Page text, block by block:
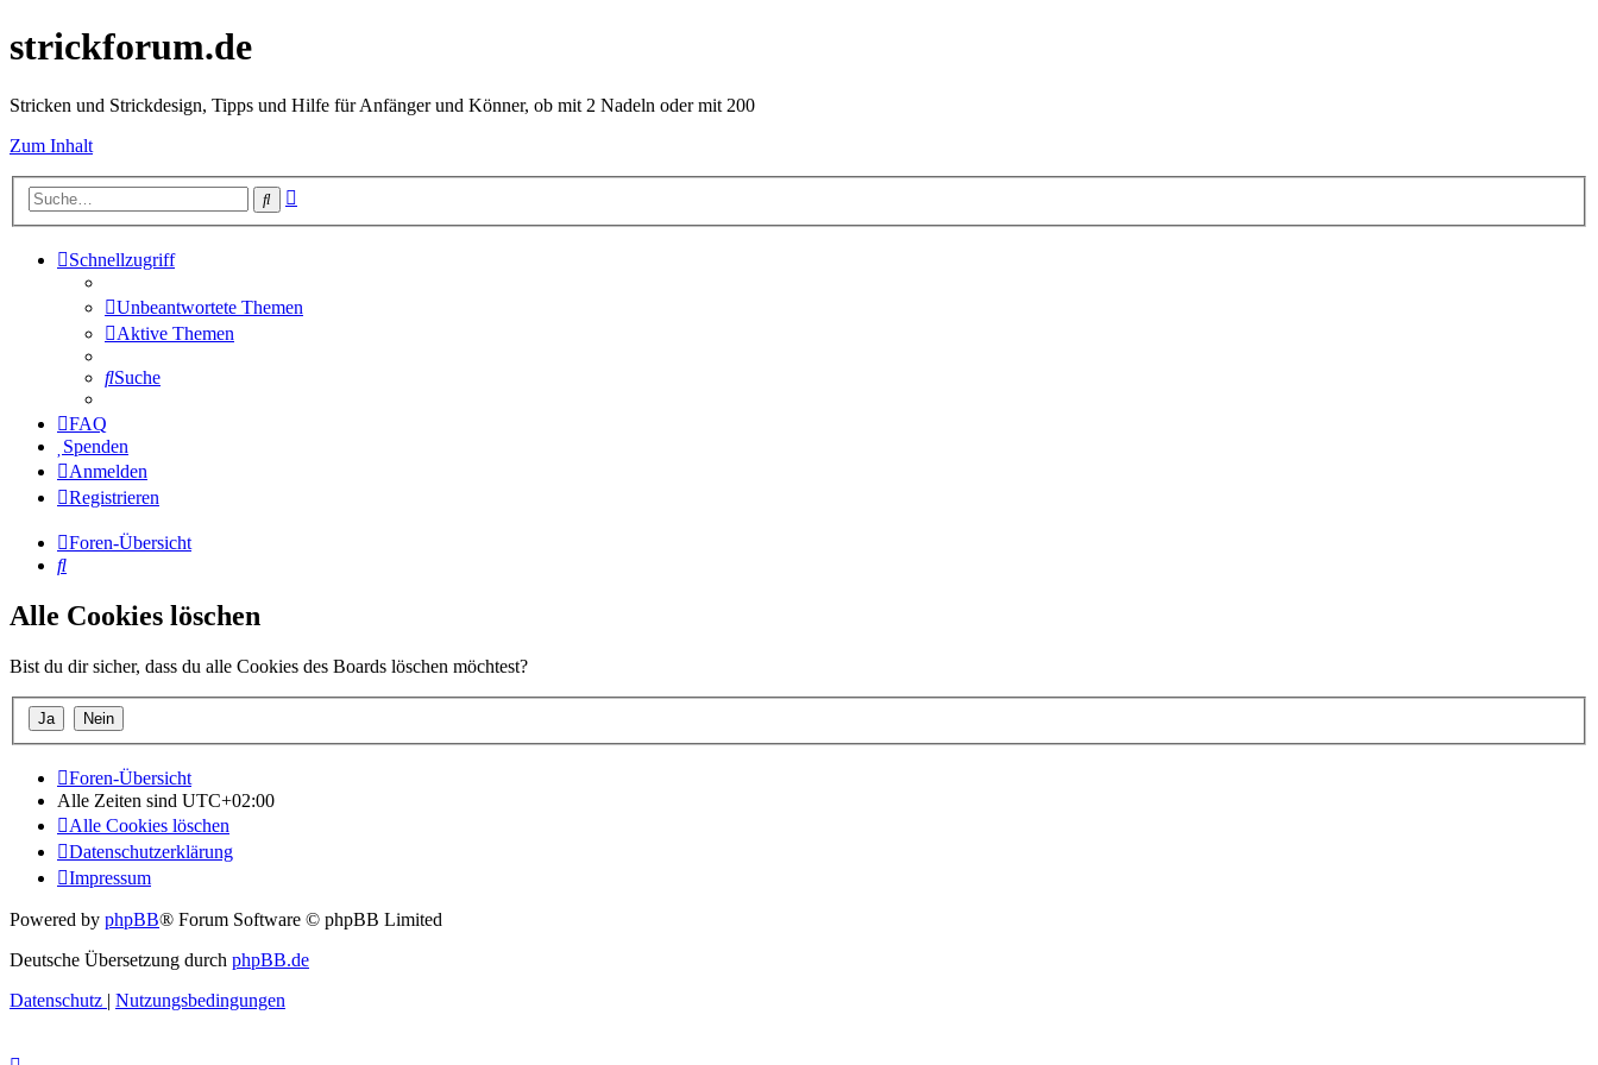
strickforum.de
Stricken und Strickdesign, Tipps und Hilfe für Anfänger und Könner, ob mit 2 Nadeln oder mit 200
Zum Inhalt
Suche
Schnellzugriff
Unbeantwortete Themen
Aktive Themen
Suche
FAQ
Spenden
Anmelden
Registrieren
Foren-Übersicht
Suche
Alle Cookies löschen
Bist du dir sicher, dass du alle Cookies des Boards löschen möchtest?
Foren-Übersicht
Alle Zeiten sind UTC+02:00
Alle Cookies löschen
Datenschutzerklärung
Impressum
Powered by phpBB® Forum Software © phpBB Limited
Deutsche Übersetzung durch phpBB.de
Datenschutz | Nutzungsbedingungen